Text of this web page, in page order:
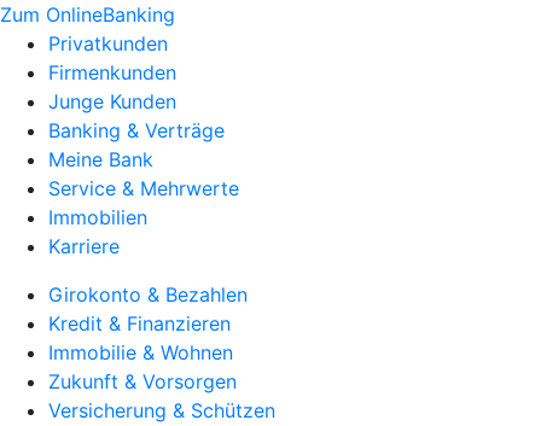
Zum OnlineBanking
Privatkunden
Firmenkunden
Junge Kunden
Banking & Verträge
Meine Bank
Service & Mehrwerte
Immobilien
Karriere
Girokonto & Bezahlen
Kredit & Finanzieren
Immobilie & Wohnen
Zukunft & Vorsorgen
Versicherung & Schützen